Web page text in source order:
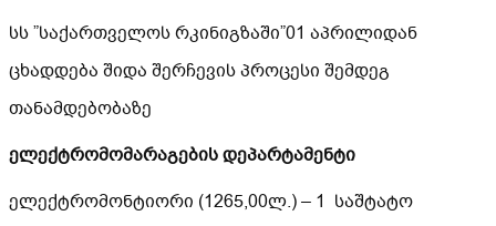
სს ”საქართველოს რკინიგზაში”01 აპრილიდან
ცხადდება შიდა შერჩევის პროცესი შემდეგ
თანამდებობაზე
ელექტრომომარაგების დეპარტამენტი
ელექტრომონტიორი (1265,00ლ.) – 1 საშტატო